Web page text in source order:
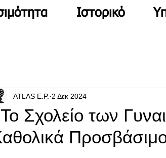
Σχολείο των
ATLAS E.P. 2 Δεκ 2024
Ιστορικό